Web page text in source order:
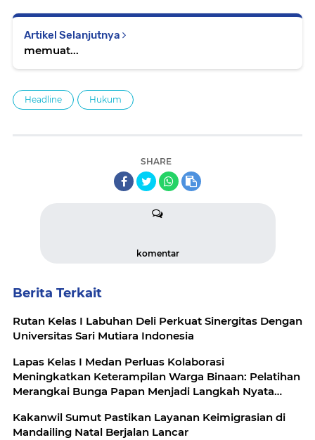
Artikel Selanjutnya
memuat...
Headline Hukum
SHARE
komentar
Berita Terkait
Rutan Kelas I Labuhan Deli Perkuat Sinergitas Dengan
Universitas Sari Mutiara Indonesia
Lapas Kelas I Medan Perluas Kolaborasi
Meningkatkan Keterampilan Warga Binaan: Pelatihan
Merangkai Bunga Papan Menjadi Langkah Nyata
Kakanwil Sumut Pastikan Layanan Keimigrasian di
Mandailing Natal Berjalan Lancar